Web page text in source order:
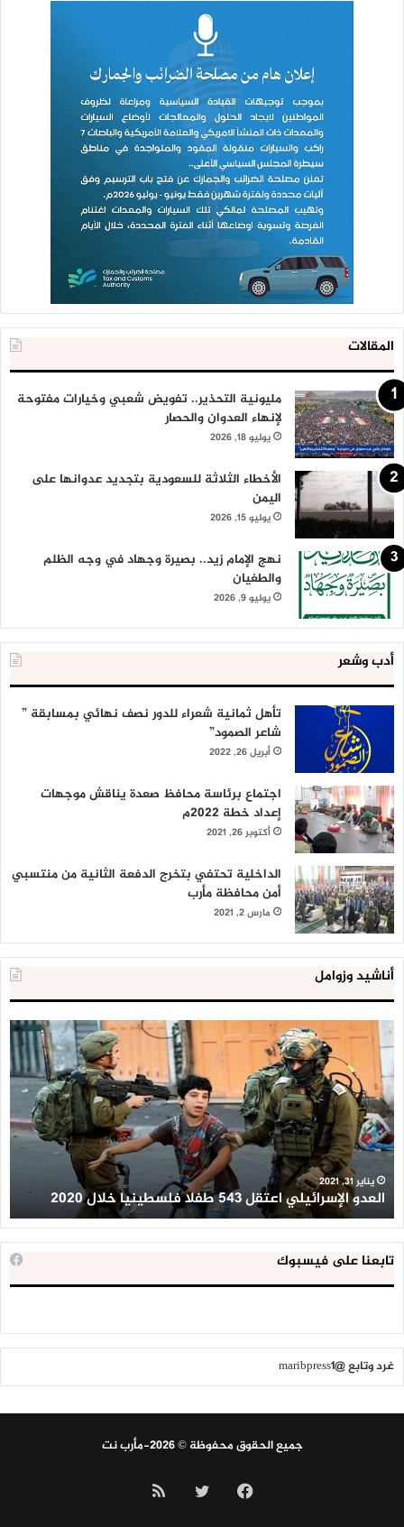
المقالات
مليونية التحذير.. تفويض شعبي وخيارات مفتوحة
لإنهاء العدوان والحصار
يوليو 18, 2026
الأخطاء الثلاثة للسعودية بتجديد عدوانها على
اليمن
يوليو 15, 2026
نهج الإمام زيد.. بصيرة وجهاد في وجه الظلم
والطغيان
يوليو 9, 2026
أدب وشعر
تأهل ثمانية شعراء للدور نصف نهائي بمسابقة ”
شاعر الصمود”
أبريل 26, 2022
اجتماع برئاسة محافظ صعدة يناقش موجهات
إعداد خطة 2022م
أكتوبر 26, 2021
الداخلية تحتفي بتخرج الدفعة الثانية من منتسبي
أمن محافظة مأرب
مارس 2, 2021
أناشيد وزوامل
العدو
الإسرائيلي
اعتقل
543
طفلا
فلسطينيا
خلال
2020
يناير 31, 2021
العدو الإسرائيلي اعتقل 543 طفلا فلسطينيا خلال 2020
تابعنا على فيسبوك
غرد وتابع @maribpress1
جميع الحقوق محفوظة © 2026-مأرب نت
فيسبوك تويتر ملخص